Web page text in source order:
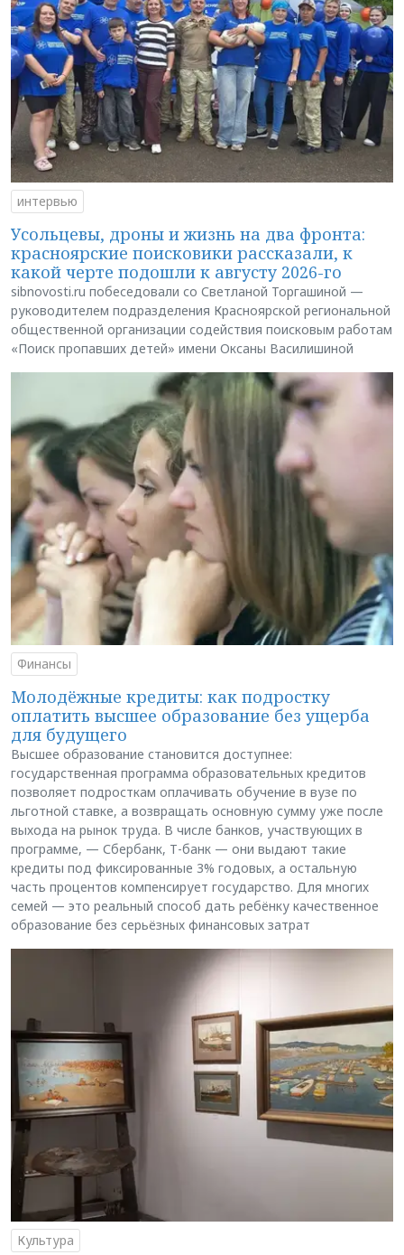
интервью
Усольцевы, дроны и жизнь на два фронта:
красноярские поисковики рассказали, к
какой черте подошли к августу 2026-го
sibnovosti.ru побеседовали со Светланой Торгашиной —
руководителем подразделения Красноярской региональной
общественной организации содействия поисковым работам
«Поиск пропавших детей» имени Оксаны Василишиной
Финансы
Молодёжные кредиты: как подростку
оплатить высшее образование без ущерба
для будущего
Высшее образование становится доступнее:
государственная программа образовательных кредитов
позволяет подросткам оплачивать обучение в вузе по
льготной ставке, а возвращать основную сумму уже после
выхода на рынок труда. В числе банков, участвующих в
программе, — Сбербанк, Т-банк — они выдают такие
кредиты под фиксированные 3% годовых, а остальную
часть процентов компенсирует государство. Для многих
семей — это реальный способ дать ребёнку качественное
образование без серьёзных финансовых затрат
Культура